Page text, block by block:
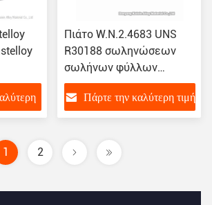
Ν
C22
Πιάτο W.N.2.4683 UNS
R30188 σωληνώσεων
σωλήνων φύλλων
καλωδίων συγκόλλησης
κραμάτων 188 Hastelloy
Πάρτε την καλύτερη τιμή
1 2